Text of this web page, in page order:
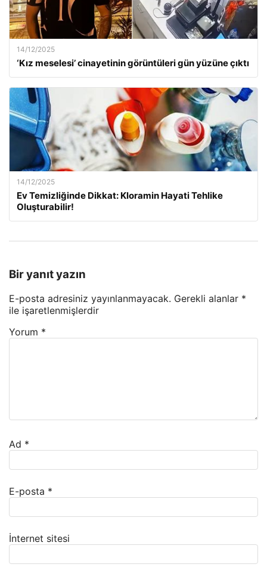
14/12/2025
‘Kız meselesi’ cinayetinin görüntüleri gün yüzüne çıktı
14/12/2025
Ev Temizliğinde Dikkat: Kloramin Hayati Tehlike
Oluşturabilir!
Bir yanıt yazın
E-posta adresiniz yayınlanmayacak. Gerekli alanlar *
ile işaretlenmişlerdir
Yorum *
Ad *
E-posta *
İnternet sitesi